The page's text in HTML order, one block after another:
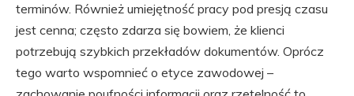
terminów. Również umiejętność pracy pod presją czasu
jest cenna; często zdarza się bowiem, że klienci
potrzebują szybkich przekładów dokumentów. Oprócz
tego warto wspomnieć o etyce zawodowej –